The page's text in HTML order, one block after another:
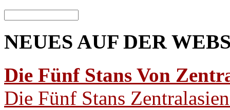
NEUES AUF DER
Die Fünf Stans Von
Die Fünf Stans